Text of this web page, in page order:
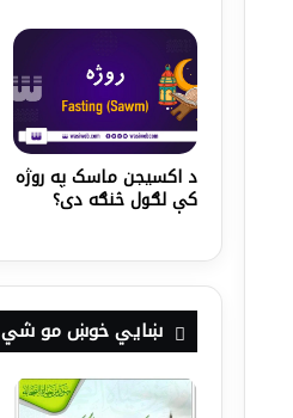
د اکسیجن ماسک په روژه
کې لګول څنګه دی؟
ښايي خوښ مو شي